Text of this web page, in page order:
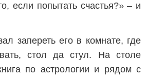
если попытать счастья?» – и
запереть его в комнате, где
стол да стул. На столе
по астрологии и рядом с